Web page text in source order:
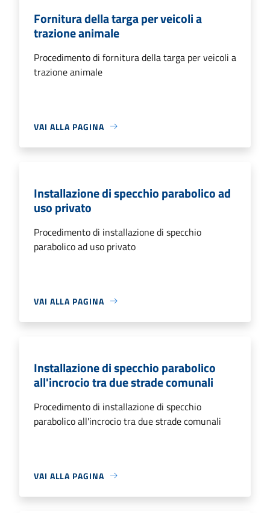
Fornitura della targa per veicoli a
trazione animale
Procedimento di fornitura della targa per veicoli a
trazione animale
VAI ALLA PAGINA
Installazione di specchio parabolico ad
uso privato
Procedimento di installazione di specchio
parabolico ad uso privato
VAI ALLA PAGINA
Installazione di specchio parabolico
all'incrocio tra due strade comunali
Procedimento di installazione di specchio
parabolico all'incrocio tra due strade comunali
VAI ALLA PAGINA